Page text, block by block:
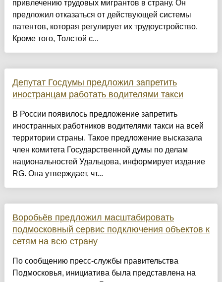
привлечению трудовых мигрантов в страну. Он
предложил отказаться от действующей системы
патентов, которая регулирует их трудоустройство.
Кроме того, Толстой с...
Депутат Госдумы предложил запретить
иностранцам работать водителями такси
В России появилось предложение запретить
иностранных работников водителями такси на всей
территории страны. Такое предложение высказала
член комитета Государственной думы по делам
национальностей Удальцова, информирует издание
RG. Она утверждает, чт...
Воробьёв предложил масштабировать
подмосковный сервис подключения объектов к
сетям на всю страну
По сообщению пресс-службы правительства
Подмосковья, инициатива была представлена на